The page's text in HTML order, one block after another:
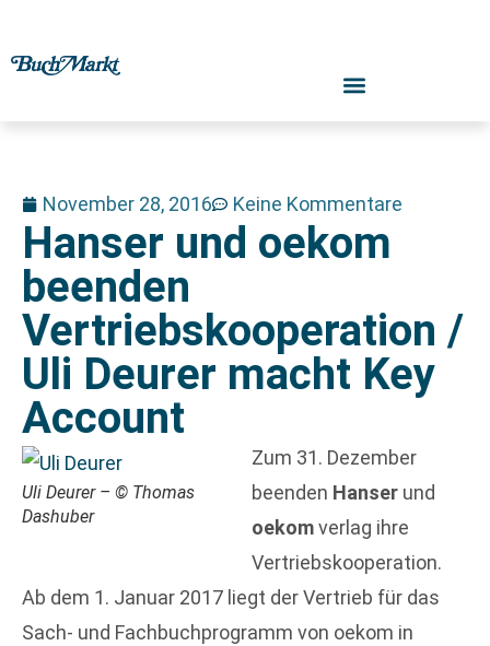
November 28, 2016 Keine Kommentare
Hanser und oekom
beenden
Vertriebskooperation /
Uli Deurer macht Key
Account
Uli Deurer – © Thomas
Dashuber
Zum 31. Dezember
beenden Hanser und
oekomverlag ihre
Vertriebskooperation.
Ab dem 1. Januar 2017 liegt der Vertrieb für das
Sach- und Fachbuchprogramm von oekom in